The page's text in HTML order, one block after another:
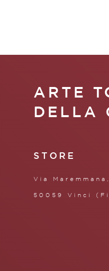
ARTE
DELLA
STORE
Via Maremmana,
50059 Vinci